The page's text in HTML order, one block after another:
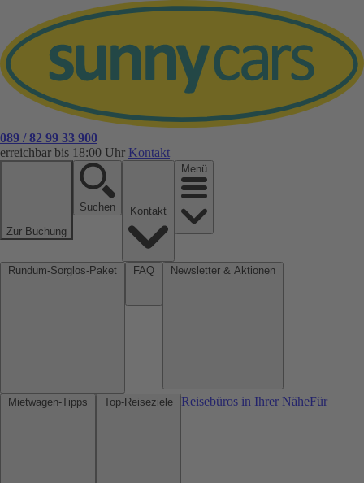
089 / 82 99 33 900
erreichbar bis 18:00 Uhr Kontakt
Zur Buchung
Suchen
Menü
Reisebüros in Ihrer NäheFür